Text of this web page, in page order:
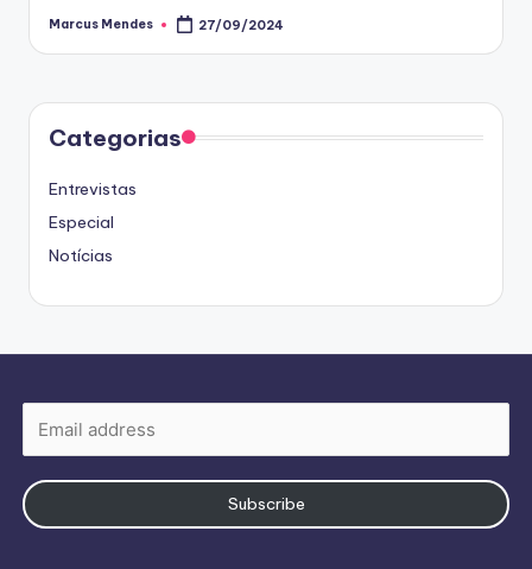
Posted
Marcus Mendes 27/09/2024
Categorias
Entrevistas
Especial
Notícias
Subscribe